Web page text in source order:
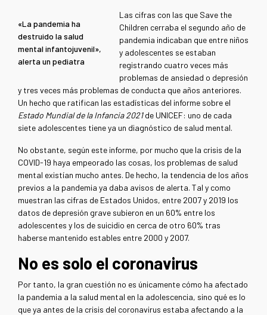
«La pandemia ha
destruido la salud
mental infantojuvenil»,
alerta un pediatra
Las cifras con las que Save the
Children cerraba el segundo año de
pandemia indicaban que entre niños
y adolescentes se estaban
registrando cuatro veces más
problemas de ansiedad o depresión
y tres veces más problemas de conducta que años anteriores.
Un hecho que ratifican las estadísticas del informe sobre el
Estado Mundial de la Infancia 2021de UNICEF: uno de cada
siete adolescentes tiene ya un diagnóstico de salud mental.
No obstante, según este informe, por mucho que la crisis de la
COVID-19 haya empeorado las cosas, los problemas de salud
mental existían mucho antes. De hecho, la tendencia de los años
previos a la pandemia ya daba avisos de alerta. Tal y como
muestran las cifras de Estados Unidos, entre 2007 y 2019 los
datos de depresión grave subieron en un 60% entre los
adolescentes y los de suicidio en cerca de otro 60% tras
haberse mantenido estables entre 2000 y 2007.
No es solo el coronavirus
Por tanto, la gran cuestión no es únicamente cómo ha afectado
la pandemia a la salud mental en la adolescencia, sino qué es lo
que ya antes de la crisis del coronavirus estaba afectando a la